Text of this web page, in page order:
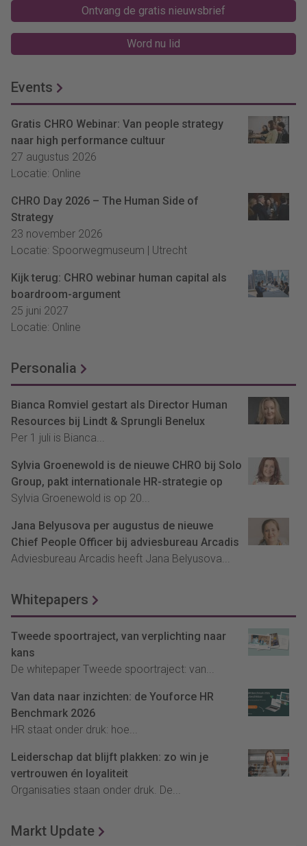
Ontvang de gratis nieuwsbrief
Word nu lid
Events
Gratis CHRO Webinar: Van people strategy
naar high performance cultuur
27 augustus 2026
Locatie: Online
CHRO Day 2026 – The Human Side of
Strategy
23 november 2026
Locatie: Spoorwegmuseum | Utrecht
Kijk terug: CHRO webinar human capital als
boardroom-argument
25 juni 2027
Locatie: Online
Personalia
Bianca Romviel gestart als Director Human
Resources bij Lindt & Sprungli Benelux
Per 1 juli is Bianca...
Sylvia Groenewold is de nieuwe CHRO bij Solo
Group, pakt internationale HR-strategie op
Sylvia Groenewold is op 20...
Jana Belyusova per augustus de nieuwe
Chief People Officer bij adviesbureau Arcadis
Adviesbureau Arcadis heeft Jana Belyusova...
Whitepapers
Tweede spoortraject, van verplichting naar
kans
De whitepaper Tweede spoortraject: van...
Van data naar inzichten: de Youforce HR
Benchmark 2026
HR staat onder druk: hoe...
Leiderschap dat blijft plakken: zo win je
vertrouwen én loyaliteit
Organisaties staan onder druk. De...
Markt Update